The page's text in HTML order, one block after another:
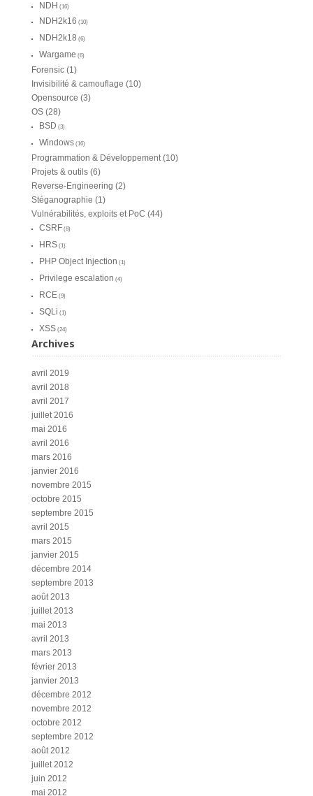
NDH (16)
NDH2k16 (10)
NDH2k18 (6)
Wargame (6)
Forensic (1)
Invisibilité & camouflage (10)
Opensource (3)
OS (28)
BSD (3)
Windows (16)
Programmation & Développement(10)
Projets & outils (6)
Reverse-Engineering (2)
Stéganographie (1)
Vulnérabilités, exploits et PoC (44)
CSRF (8)
HRS (1)
PHP Object Injection (1)
Privilege escalation (4)
RCE (9)
SQLi (1)
XSS (24)
Archives
avril 2019
avril 2018
avril 2017
juillet 2016
mai 2016
avril 2016
mars 2016
janvier 2016
novembre 2015
octobre 2015
septembre 2015
avril 2015
mars 2015
janvier 2015
décembre 2014
septembre 2013
août 2013
juillet 2013
mai 2013
avril 2013
mars 2013
février 2013
janvier 2013
décembre 2012
novembre 2012
octobre 2012
septembre 2012
août 2012
juillet 2012
juin 2012
mai 2012